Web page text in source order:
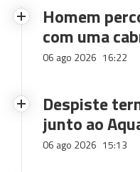
Homem
com uma
06 ago 2026 16:22
Despiste
junto ao
06 ago 2026 15:13